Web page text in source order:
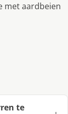
met aardbeien
te